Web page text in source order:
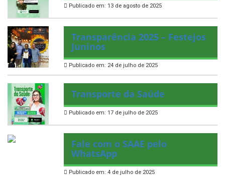
Publicado em: 13 de agosto de 2025
Transparência 2025 – Festejos
Juninos
Publicado em: 24 de julho de 2025
Transporte da Saúde
Publicado em: 17 de julho de 2025
Fale com o SAAE pelo
WhatsApp
Publicado em: 4 de julho de 2025